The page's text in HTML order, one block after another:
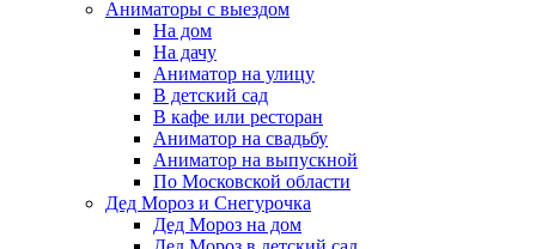
Аниматоры с выездом
На дом
На дачу
Аниматор на улицу
В детский сад
В кафе или ресторан
Аниматор на свадьбу
Аниматор на выпускной
По Московской области
Дед Мороз и Снегурочка
Дед Мороз на дом